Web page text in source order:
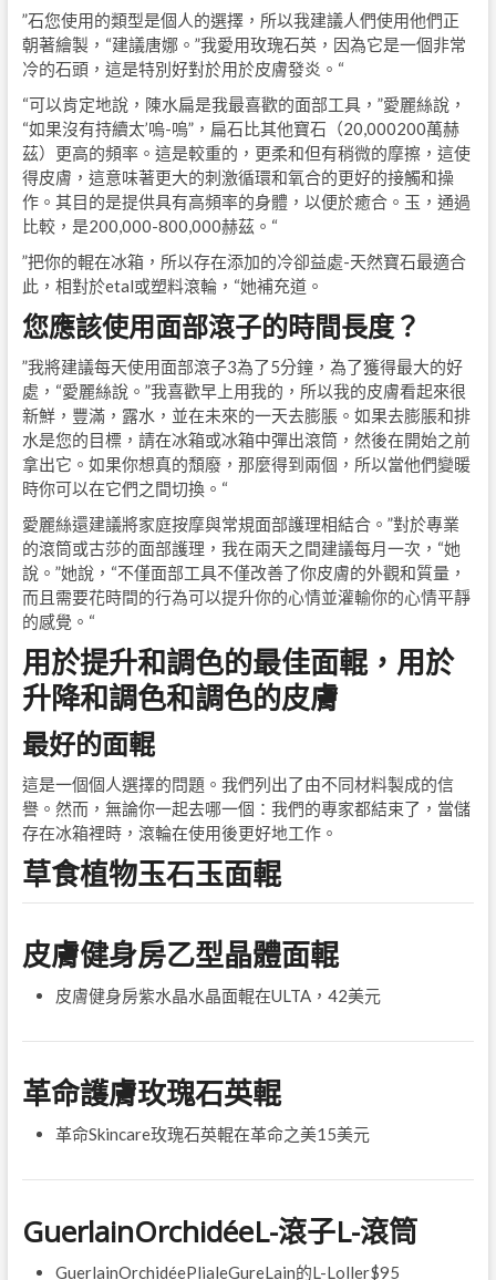
”石您使用的類型是個人的選擇，所以我建議人們使用他們正
朝著繪製，“建議唐娜。”我愛用玫瑰石英，因為它是一個非常
冷的石頭，這是特別好對於用於皮膚發炎。“
“可以肯定地說，陳水扁是我最喜歡的面部工具，”愛麗絲說，
“如果沒有持續太’嗚-嗚”，扁石比其他寶石（20,000200萬赫
茲）更高的頻率。這是較重的，更柔和但有稍微的摩擦，這使
得皮膚，這意味著更大的刺激循環和氧合的更好的接觸和操
作。其目的是提供具有高頻率的身體，以便於癒合。玉，通過
比較，是200,000-800,000赫茲。“
”把你的輥在冰箱，所以存在添加的冷卻益處-天然寶石最適合
此，相對於etal或塑料滾輪，“她補充道。
您應該使用面部滾子的時間長度？
”我將建議每天使用面部滾子3為了5分鐘，為了獲得最大的好
處，“愛麗絲說。”我喜歡早上用我的，所以我的皮膚看起來很
新鮮，豐滿，露水，並在未來的一天去膨脹。如果去膨脹和排
水是您的目標，請在冰箱或冰箱中彈出滾筒，然後在開始之前
拿出它。如果你想真的頹廢，那麼得到兩個，所以當他們變暖
時你可以在它們之間切換。“
愛麗絲還建議將家庭按摩與常規面部護理相結合。”對於專業
的滾筒或古莎的面部護理，我在兩天之間建議每月一次，“她
說。”她說，“不僅面部工具不僅改善了你皮膚的外觀和質量，
而且需要花時間的行為可以提升你的心情並灌輸你的心情平靜
的感覺。“
用於提升和調色的最佳面輥，用於
升降和調色和調色的皮膚
最好的面輥
這是一個個人選擇的問題。我們列出了由不同材料製成的信
譽。然而，無論你一起去哪一個：我們的專家都結束了，當儲
存在冰箱裡時，滾輪在使用後更好地工作。
草食植物玉石玉面輥
皮膚健身房乙型晶體面輥
皮膚健身房紫水晶水晶面輥在ULTA，42美元
革命護膚玫瑰石英輥
革命Skincare玫瑰石英輥在革命之美15美元
GuerlainOrchidéeL-滾子L-滾筒
GuerlainOrchidéePlialeGureLain的L-Loller$95